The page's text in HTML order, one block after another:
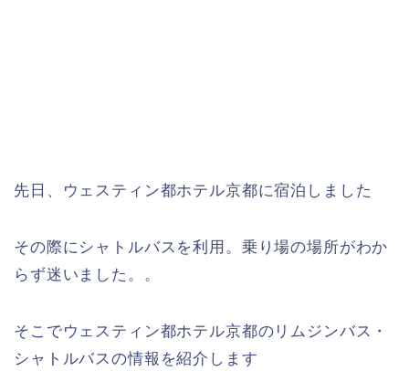
先日、ウェスティン都ホテル京都に宿泊しました
その際にシャトルバスを利用。乗り場の場所がわか
らず迷いました。。
そこでウェスティン都ホテル京都のリムジンバス・
シャトルバスの情報を紹介します